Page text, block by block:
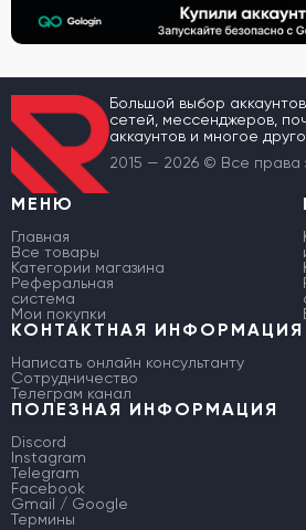
Большой выбор
сетей, мессенджеров,
аккаунтов и многое
2015 — 2026 © Все
МЕНЮ
Главная
Все товары
Категории магазина
Реферальная
система
Мои покупки
КОНТАКТНАЯ ИНФОРМАЦИЯ
Написать онлайн консультанту
Сотрудничество
Телеграм канал
ПОЛЕЗНАЯ ИНФОРМАЦИЯ
Discord
Instagram
Telegram
Facebook
Gmail / Google
Термины